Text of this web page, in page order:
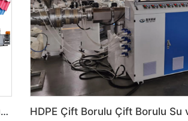
PVC Tek/Çok Katmanlı Isı Yalıtımlı Oluklu Mukavva Çatı Kiremit Makinesi